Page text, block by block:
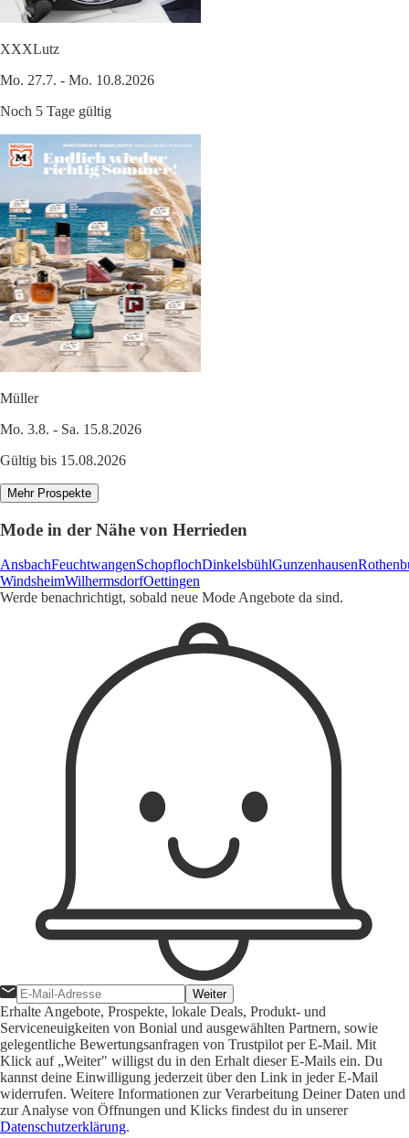
XXXLutz
Mo. 27.7. - Mo. 10.8.2026
Noch 5 Tage gültig
Müller
Mo. 3.8. - Sa. 15.8.2026
Gültig bis 15.08.2026
Mehr Prospekte
Mode in der Nähe von Herrieden
AnsbachFeuchtwangenSchopflochDinkelsbühlGunzenhausen
WindsheimWilhermsdorfOettingen
Werde benachrichtigt, sobald neue Mode Angebote da sind.
Weiter
Erhalte Angebote, Prospekte, lokale Deals, Produkt- und
Serviceneuigkeiten von Bonial und ausgewählten Partnern, sowie
gelegentliche Bewertungsanfragen von Trustpilot per E-Mail. Mit
Klick auf „Weiter" willigst du in den Erhalt dieser E-Mails ein. Du
kannst deine Einwilligung jederzeit über den Link in jeder E-Mail
widerrufen. Weitere Informationen zur Verarbeitung Deiner Daten und
zur Analyse von Öffnungen und Klicks findest du in unserer
Datenschutzerklärung.